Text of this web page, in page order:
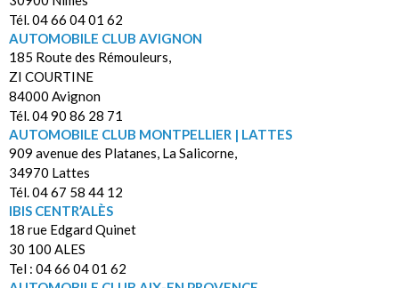
Tél. 04 66 04 01 62
AUTOMOBILE CLUB AVIGNON
185 Route des Rémouleurs,
ZI COURTINE
84000 Avignon
Tél. 04 90 86 28 71
AUTOMOBILE CLUB MONTPELLIER | LATTES
909 avenue des Platanes, La Salicorne,
34970 Lattes
Tél. 04 67 58 44 12
IBIS CENTR’ALÈS
18 rue Edgard Quinet
30 100 ALES
Tel : 04 66 04 01 62